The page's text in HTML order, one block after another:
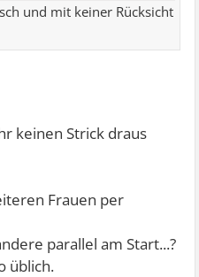
und mit keiner Rücksicht
keinen Strick draus
Frauen per
parallel am Start...?
üblich.